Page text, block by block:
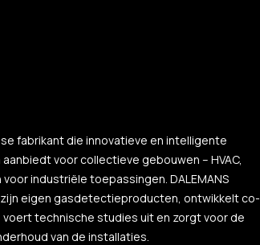
fabrikant die innovatieve en intelligente
voor collectieve gebouwen – HVAC,
industriële toepassingen. DALEMANS
eigen gasdetectieproducten, ontwikkelt co-
technische studies uit en zorgt voor de
van de installaties.